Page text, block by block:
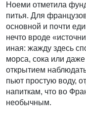
Ноеми отметила
питья. Для
основной и почти
нечто вроде
иная: жажду здесь
морса, сока или
открытием
пьют простую воду,
напиткам, что во
необычным.